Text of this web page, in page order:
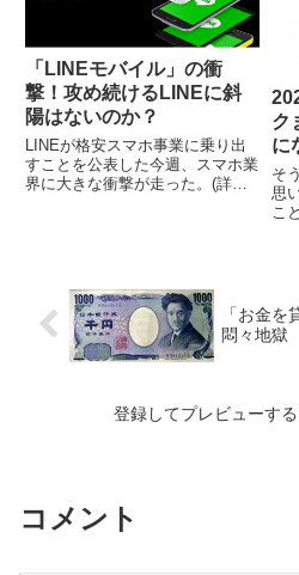
「LINEモバイル」の衝
撃！攻め続けるLINEに斜
陽はないのか？
LINEが格安スマホ事業に乗り出
すことを公表した今週、スマホ業
界に大きな衝撃が走った。(詳細
ク
に
そ
思
こ
ん
い
「お金を
悶々地獄
登録してプレビューする
コメント